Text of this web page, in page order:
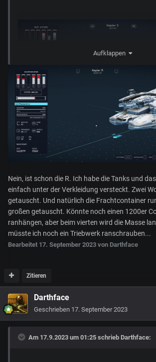
Aufklappen
Nein, ist schon die R. Ich habe die Tanks und
einfach unter der Verkleidung versteckt. Zwei
getauscht. Und natürlich die Frachtcontainer
großen getauscht. Könnte noch einen 1200er
ranhängen, aber beim vierten wird die Masse
müsste ich noch ein Triebwerk ranschrauben...
Bearbeitet 17. September 2023 von Darthface
Zitieren
Darthface
Geschrieben 17. September 2023
Am 17.9.2023 um 01:25 schrieb Darthface: